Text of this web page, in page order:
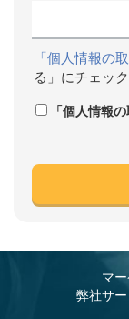
「個人情報の
る」にチェッ
「個人情報
マ
弊社サ